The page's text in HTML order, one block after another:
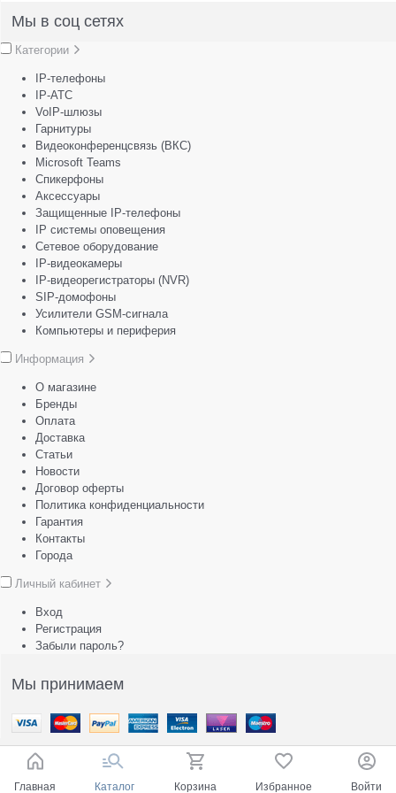
Мы в соц сетях
Категории
IP-телефоны
IP-АТС
VoIP-шлюзы
Гарнитуры
Видеоконференцсвязь (ВКС)
Microsoft Teams
Спикерфоны
Аксессуары
Защищенные IP-телефоны
IP системы оповещения
Сетевое оборудование
IP-видеокамеры
IP-видеорегистраторы (NVR)
SIP-домофоны
Усилители GSM-сигнала
Компьютеры и периферия
Информация
О магазине
Бренды
Оплата
Доставка
Статьи
Новости
Договор оферты
Политика конфиденциальности
Гарантия
Контакты
Города
Личный кабинет
Вход
Регистрация
Забыли пароль?
Мы принимаем
Главная Каталог Корзина Избранное Войти